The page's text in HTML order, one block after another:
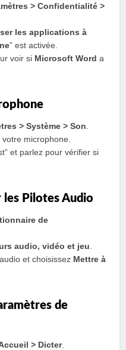
> Confidentialité >
les applications à
” est activée.
voir si Microsoft Word a
> Système > Son
microphone.
et parlez pour vérifier si
les Pilotes Audio
de
audio, vidéo et jeu
et choisissez Mettre à
de
> Dicter.